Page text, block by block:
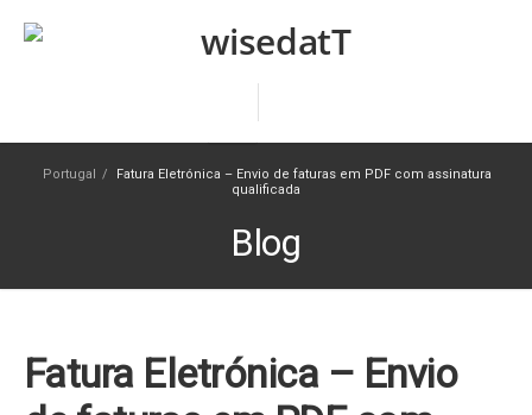
Portugal /
Fatura Eletrónica – Envio de faturas em PDF com assinatura
qualificada
Blog
Fatura Eletrónica – Envio